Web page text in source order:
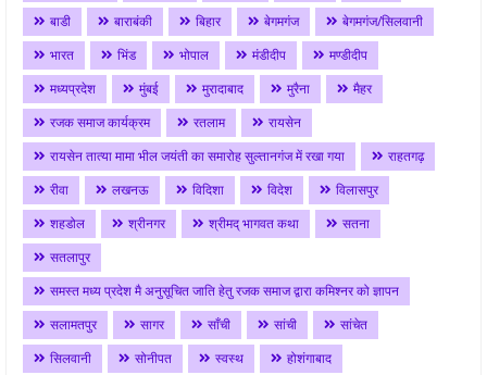
बाडी
बाराबंकी बिहार बेगमगंज
बेगमगंज/सिलवानी
भारत
भिंड भोपाल मंडीदीप
मण्डीदीप
मध्यप्रदेश
मुंबई मुरादाबाद मुरैना
मैहर
रजक समाज कार्यक्रम
रतलाम
रायसेन
रायसेन तात्या मामा भील जयंती का समारोह सुल्तानगंज में रखा गया
राहतगढ़
रीवा
लखनऊ विदिशा विदेश
विलासपुर
शहडोल
श्रीनगर श्रीमद् भागवत कथा
सतना
सतलापुर
समस्त मध्य प्रदेश मै अनुसूचित जाति हेतु रजक समाज द्वारा कमिश्नर को ज्ञापन
सलामतपुर
सागर साँची सांची
सांचेत
सिलवानी
सोनीपत स्वस्थ होशंगाबाद